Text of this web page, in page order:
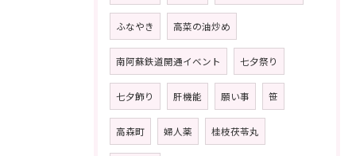
ふなやき 高菜の油炒め
南阿蘇鉄道開通イベント 七夕祭り
七夕飾り 肝機能 願い事 笹
高森町 婦人薬 桂枝茯苓丸